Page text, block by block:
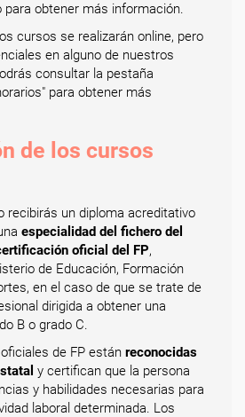
obtener más información.
cursos se realizarán online, pero
en alguno de nuestros
consultar la pestaña
para obtener más
de los cursos
recibirás un diploma acreditativo
especialidad del fichero del
oficial del FP,
de Educación, Formación
en el caso de que se trate de
dirigida a obtener una
B o grado C.
de FP están reconocidas
y certifican que la persona
y habilidades necesarias para
laboral determinada. Los